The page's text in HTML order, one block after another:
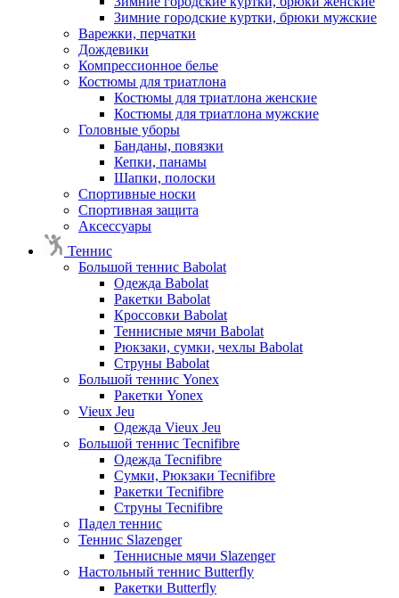
Зимние городские куртки, брюки мужские
Варежки, перчатки
Дождевики
Компрессионное белье
Костюмы для триатлона
Костюмы для триатлона женские
Костюмы для триатлона мужские
Головные уборы
Банданы, повязки
Кепки, панамы
Шапки, полоски
Спортивные носки
Спортивная защита
Аксессуары
Теннис
Большой теннис Babolat
Одежда Babolat
Ракетки Babolat
Кроссовки Babolat
Теннисные мячи Babolat
Рюкзаки, сумки, чехлы Babolat
Струны Babolat
Большой теннис Yonex
Ракетки Yonex
Vieux Jeu
Одежда Vieux Jeu
Большой теннис Tecnifibre
Одежда Tecnifibre
Сумки, Рюкзаки Tecnifibre
Ракетки Tecnifibre
Струны Tecnifibre
Падел теннис
Теннис Slazenger
Теннисные мячи Slazenger
Настольный теннис Butterfly
Ракетки Butterfly